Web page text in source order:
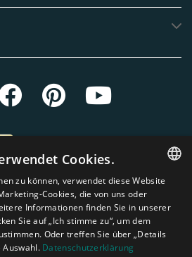
ENGLISH
DUTCH
GERMAN
Cookies.
zu können, verwendet diese Website
Cookies, die von uns oder
Informationen finden Sie in unserer
Sie auf „Ich stimme zu“, um dem
Oder treffen Sie über „Details
Auswahl. Datenschutzerklärung